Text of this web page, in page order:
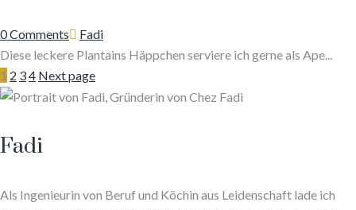
0 Comments Author
Fadi
Diese leckere Plantains Häppchen serviere ich gerne als Ape...
1 2 34 Next page
Fadi
Als Ingenieurin von Beruf und Köchin aus Leidenschaft lade ich